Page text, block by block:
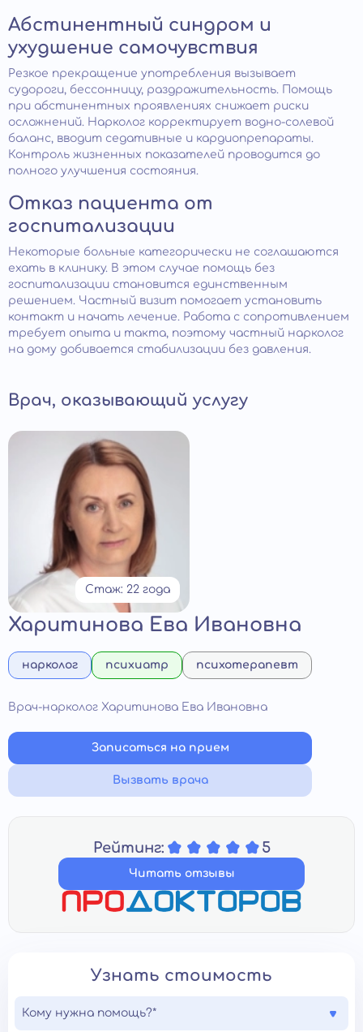
Абстинентный синдром и
ухудшение самочувствия
Резкое прекращение употребления вызывает
судороги, бессонницу, раздражительность. Помощь
при абстинентных проявлениях снижает риски
осложнений. Нарколог корректирует водно-солевой
баланс, вводит седативные и кардиопрепараты.
Контроль жизненных показателей проводится до
полного улучшения состояния.
Отказ пациента от
госпитализации
Некоторые больные категорически не соглашаются
ехать в клинику. В этом случае помощь без
госпитализации становится единственным
решением. Частный визит помогает установить
контакт и начать лечение. Работа с сопротивлением
требует опыта и такта, поэтому частный нарколог
на дому добивается стабилизации без давления.
Врач, оказывающий услугу
Стаж: 22 года
Харитинова Ева Ивановна
нарколог психиатр психотерапевт
Врач-нарколог Харитинова Ева Ивановна
Записаться на прием
Вызвать врача
Рейтинг: 5
Читать отзывы
Узнать стоимость
Кому нужна помощь?*